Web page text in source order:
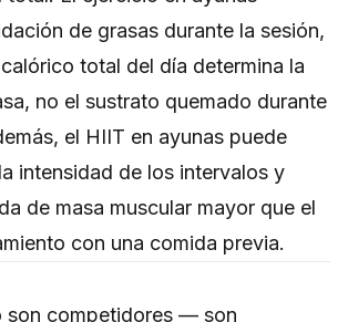
de grasas durante la sesión,
total del día determina la
no el sustrato quemado durante
el HIIT en ayunas puede
intensidad de los intervalos y
de masa muscular mayor que el
con una comida previa.
son competidores — son